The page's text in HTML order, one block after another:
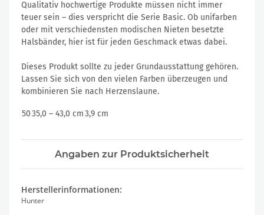
Qualitativ hochwertige Produkte müssen nicht immer
teuer sein – dies verspricht die Serie Basic. Ob unifarben
oder mit verschiedensten modischen Nieten besetzte
Halsbänder, hier ist für jeden Geschmack etwas dabei.
Dieses Produkt sollte zu jeder Grundausstattung gehören.
Lassen Sie sich von den vielen Farben überzeugen und
kombinieren Sie nach Herzenslaune.
5035,0 – 43,0 cm3,9 cm
Angaben zur Produktsicherheit
Herstellerinformationen:
Hunter